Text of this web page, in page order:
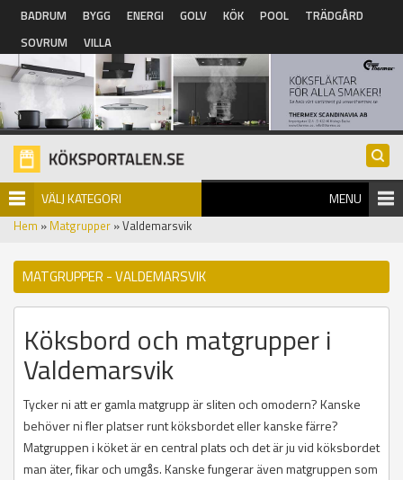
Hoppa till huvudinnehåll
BADRUM BYGG ENERGI GOLV KÖK POOL
TRÄDGÅRD
SOVRUM
VILLA
VÄLJ KATEGORI MENU
Hem » Matgrupper » Valdemarsvik
MATGRUPPER - VALDEMARSVIK
Köksbord och matgrupper i
Valdemarsvik
Tycker ni att er gamla matgrupp är sliten och omodern? Kanske
behöver ni fler platser runt köksbordet eller kanske färre?
Matgruppen i köket är en central plats och det är ju vid köksbordet
man äter, fikar och umgås. Kanske fungerar även matgruppen som